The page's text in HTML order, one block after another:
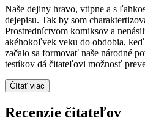
Naše dejiny hravo, vtipne a s
dejepisu. Tak by som
Prostredníctvom komiksov a
akéhokoľvek veku do obdobia,
začalo sa formovať naše národné
testíkov dá čitateľovi možnosť
Čítať viac
Recenzie čitateľov